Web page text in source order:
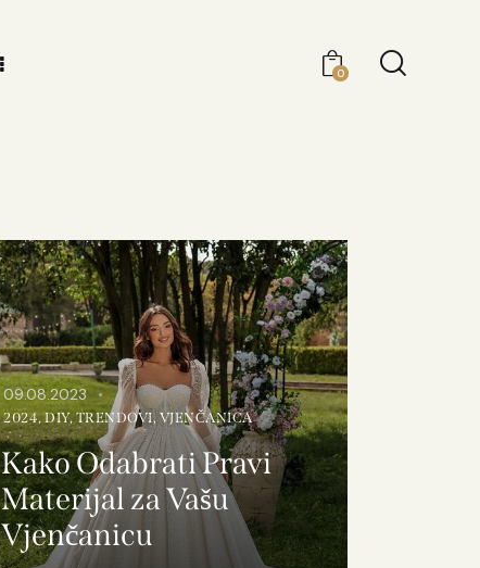
0
09.08.2023
2024,DIY, TRENDOVI,VJENČANICA
Kako Odabrati Pravi
Materijal za Vašu
Vjenčanicu